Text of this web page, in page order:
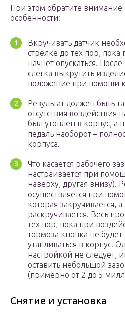
При этом обратите
особенности:
Вкручивать датчик
стрелке до тех пор, пока
начнет опускаться. После
слегка выкрутить
положение при помощи
Результат должен быть
отсутствия воздействия
был утоплен в корпус, а
педаль наоборот –
корпуса.
Что касается рабочего
настраивается при
наверху, другая внизу).
осуществляется при
которая закручивается,
раскручивается. Весь
тех пор, пока при
тормоза кнопка не
утапливаться в корпус.
настройкой не следует,
оставить небольшой
(примерно от 2 до 5
Снятие и установка